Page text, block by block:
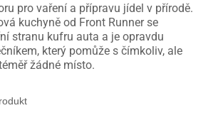
pro vaření a přípravu jídel v přírodě.
kuchyně od Front Runner se
stranu kufru auta a je opravdu
který pomůže s čímkoliv, ale
žádné místo.